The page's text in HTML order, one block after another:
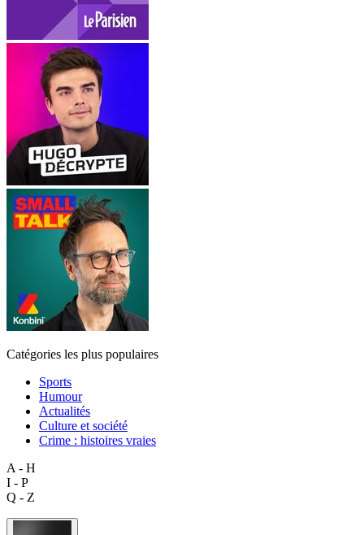
Catégories les plus populaires
Sports
Humour
Actualités
Culture et société
Crime : histoires vraies
A - H
I - P
Q - Z